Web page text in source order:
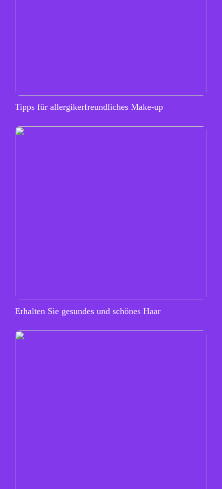
Tipps für allergikerfreundliches Make-up
Erhalten Sie gesundes und schönes Haar